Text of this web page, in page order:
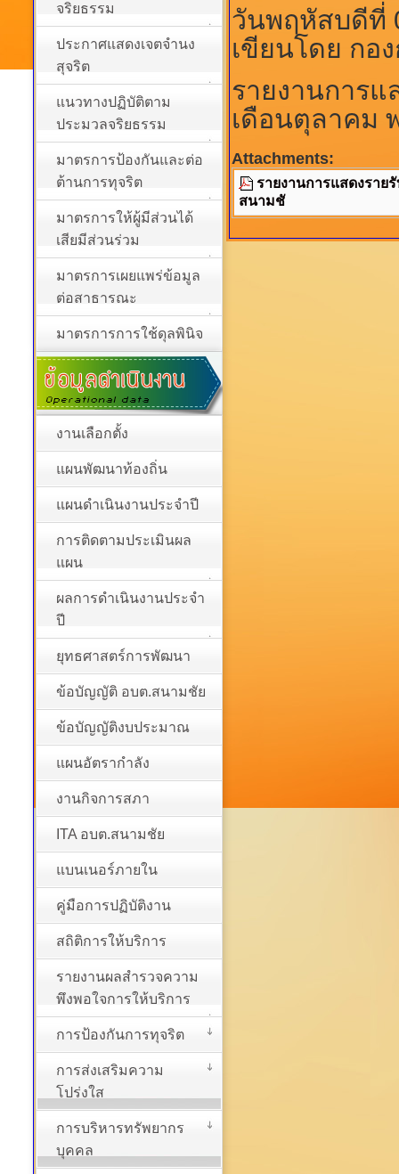
วันพฤหัสบดีที่
เขียนโดย กอ
รายงานการแ
เดือนตุลาคม
Attachments:
รายงานการแสดงราย
สนามชั
จริยธรรม
ประกาศแสดงเจตจำนง
สุจริต
แนวทางปฏิบัติตาม
ประมวลจริยธรรม
มาตรการป้องกันและต่อ
ต้านการทุจริต
มาตรการให้ผู้มีส่วนได้
เสียมีส่วนร่วม
มาตรการเผยแพร่ข้อมูล
ต่อสาธารณะ
มาตรการการใช้ดุลพินิจ
งานเลือกตั้ง
แผนพัฒนาท้องถิ่น
แผนดำเนินงานประจำปี
การติดตามประเมินผล
แผน
ผลการดำเนินงานประจำ
ปี
ยุทธศาสตร์การพัฒนา
ข้อบัญญัติ อบต.สนามชัย
ข้อบัญญัติงบประมาณ
แผนอัตรากำลัง
งานกิจการสภา
ITA อบต.สนามชัย
แบนเนอร์ภายใน
คู่มือการปฏิบัติงาน
สถิติการให้บริการ
รายงานผลสำรวจความ
พึงพอใจการให้บริการ
การป้องกันการทุจริต
การส่งเสริมความ
โปร่งใส
การบริหารทรัพยากร
บุคคล